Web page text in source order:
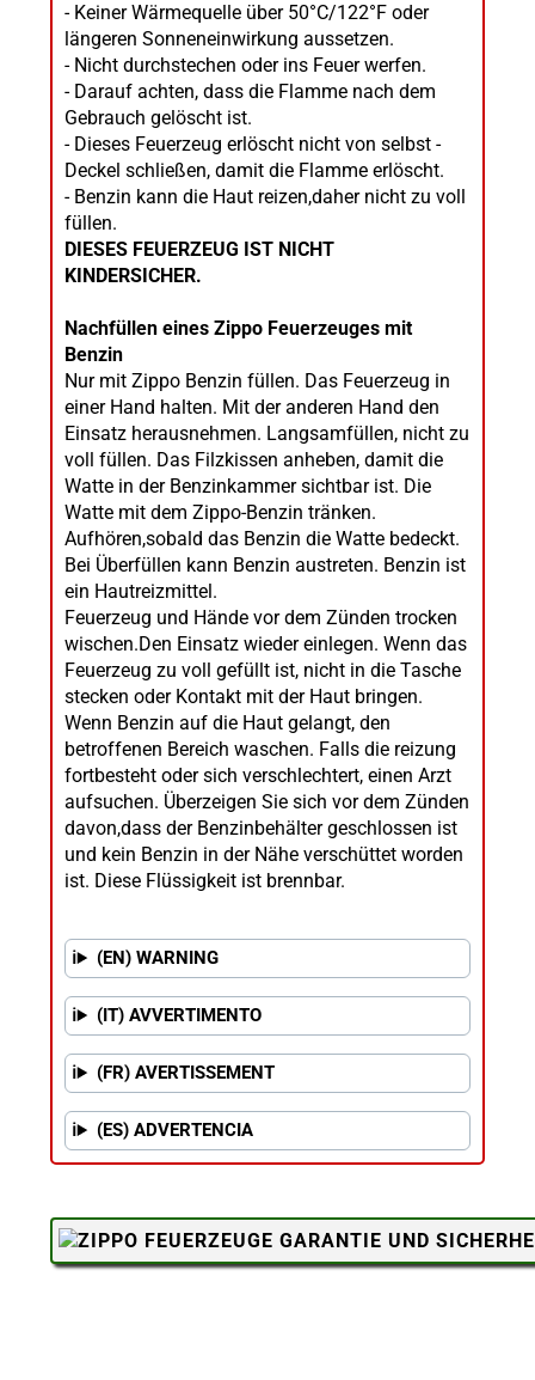
- Keiner Wärmequelle über 50°C/122°F oder
längeren Sonneneinwirkung aussetzen.
- Nicht durchstechen oder ins Feuer werfen.
- Darauf achten, dass die Flamme nach dem
Gebrauch gelöscht ist.
- Dieses Feuerzeug erlöscht nicht von selbst -
Deckel schließen, damit die Flamme erlöscht.
- Benzin kann die Haut reizen,daher nicht zu voll
füllen.
DIESES FEUERZEUG IST NICHT
KINDERSICHER.
Nachfüllen eines Zippo Feuerzeuges mit
Benzin
Nur mit Zippo Benzin füllen. Das Feuerzeug in
einer Hand halten. Mit der anderen Hand den
Einsatz herausnehmen. Langsamfüllen, nicht zu
voll füllen. Das Filzkissen anheben, damit die
Watte in der Benzinkammer sichtbar ist. Die
Watte mit dem Zippo-Benzin tränken.
Aufhören,sobald das Benzin die Watte bedeckt.
Bei Überfüllen kann Benzin austreten. Benzin ist
ein Hautreizmittel.
Feuerzeug und Hände vor dem Zünden trocken
wischen.Den Einsatz wieder einlegen. Wenn das
Feuerzeug zu voll gefüllt ist, nicht in die Tasche
stecken oder Kontakt mit der Haut bringen.
Wenn Benzin auf die Haut gelangt, den
betroffenen Bereich waschen. Falls die reizung
fortbesteht oder sich verschlechtert, einen Arzt
aufsuchen. Überzeigen Sie sich vor dem Zünden
davon,dass der Benzinbehälter geschlossen ist
und kein Benzin in der Nähe verschüttet worden
ist. Diese Flüssigkeit ist brennbar.
(EN) WARNING
(IT) AVVERTIMENTO
(FR) AVERTISSEMENT
(ES) ADVERTENCIA